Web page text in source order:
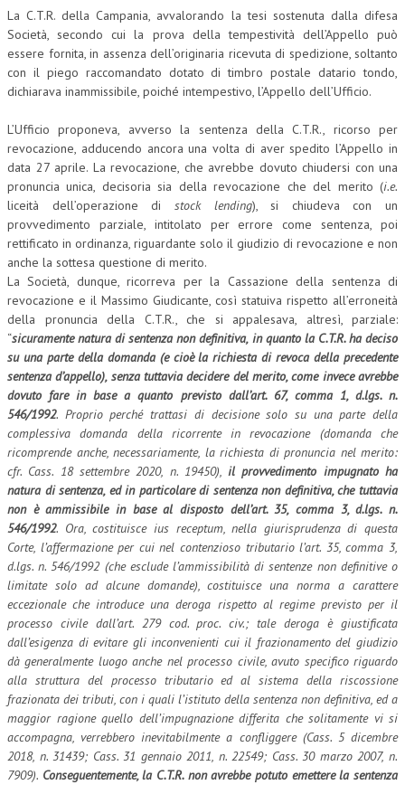
TREASURY IN FINANCIAL SERVICES
RISK MANAGEMENT
PERSONA E CITTÀ
L’UMANISTA
DIRITTO
DIRITTO PENALE D’IMPRESA
DIRITTO DEL LAVORO
DIRITTO DEL WEB
DIRITTO DELLE IMPRESE IN CRISI
CRIMINOLOGIA E CRIMINALISTICA
SICUREZZA SUL LAVORO
FISCO
DIRITTO TRIBUTARIO
FISCALITÀ INTERNAZIONALE
TAX RISK MANAGEMENT
CRIMINOLOGIA TRIBUTARIA
CFC E PARADISI FISCALI
TRANSFER PRICING
PRASSI
AMMINISTRATIVA
TRIBUTARIA
GIURISPRUDENZA
La C.T.R. della Campania, avvalorando la tesi sostenuta dalla difesa
Società, secondo cui la prova della tempestività dell’Appello può
essere fornita, in assenza dell’originaria ricevuta di spedizione, soltanto
con il piego raccomandato dotato di timbro postale datario tondo,
dichiarava inammissibile, poiché intempestivo, l’Appello dell’Ufficio.
L’Ufficio proponeva, avverso la sentenza della C.T.R., ricorso per
revocazione, adducendo ancora una volta di aver spedito l’Appello in
data 27 aprile. La revocazione, che avrebbe dovuto chiudersi con una
pronuncia unica, decisoria sia della revocazione che del merito (i.e.
liceità dell’operazione di stock lending), si chiudeva con un
provvedimento parziale, intitolato per errore come sentenza, poi
rettificato in ordinanza, riguardante solo il giudizio di revocazione e non
anche la sottesa questione di merito.
La Società, dunque, ricorreva per la Cassazione della sentenza di
revocazione e il Massimo Giudicante, così statuiva rispetto all’erroneità
della pronuncia della C.T.R., che si appalesava, altresì, parziale:
“sicuramente natura di sentenza non definitiva, in quanto la C.T.R. ha deciso
su una parte della domanda (e cioè la richiesta di revoca della precedente
sentenza d’appello), senza tuttavia decidere del merito, come invece avrebbe
dovuto fare in base a quanto previsto dall’art. 67, comma 1, d.lgs. n.
546/1992. Proprio perché trattasi di decisione solo su una parte della
complessiva domanda della ricorrente in revocazione (domanda che
ricomprende anche, necessariamente, la richiesta di pronuncia nel merito:
cfr. Cass. 18 settembre 2020, n. 19450),il provvedimento impugnato ha
natura di sentenza, ed in particolare di sentenza non definitiva, che tuttavia
non è ammissibile in base al disposto dell’art. 35, comma 3, d.lgs. n.
546/1992. Ora, costituisce ius receptum, nella giurisprudenza di questa
Corte, l’affermazione per cui nel contenzioso tributario l’art. 35, comma 3,
d.lgs. n. 546/1992 (che esclude l’ammissibilità di sentenze non definitive o
limitate solo ad alcune domande), costituisce una norma a carattere
eccezionale che introduce una deroga rispetto al regime previsto per il
processo civile dall’art. 279 cod. proc. civ.; tale deroga è giustificata
dall’esigenza di evitare gli inconvenienti cui il frazionamento del giudizio
dà generalmente luogo anche nel processo civile, avuto specifico riguardo
alla struttura del processo tributario ed al sistema della riscossione
frazionata dei tributi, con i quali l’istituto della sentenza non definitiva, ed a
maggior ragione quello dell’impugnazione differita che solitamente vi si
accompagna, verrebbero inevitabilmente a confliggere (Cass. 5 dicembre
2018, n. 31439; Cass. 31 gennaio 2011, n. 22549; Cass. 30 marzo 2007, n.
7909). Conseguentemente, la C.T.R. non avrebbe potuto emettere la sentenza